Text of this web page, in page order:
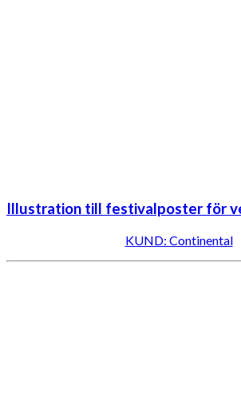
Illustration till festivalposter för
KUND: Continental